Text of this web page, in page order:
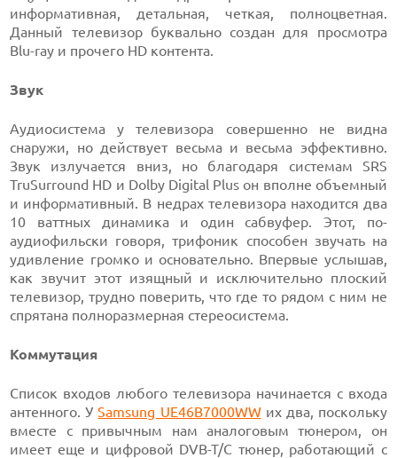
информативная, детальная, четкая, полноцветная.
Данный телевизор буквально создан для просмотра
Blu-ray и прочего HD контента.
Звук
Аудиосистема у телевизора совершенно не видна
снаружи, но действует весьма и весьма эффективно.
Звук излучается вниз, но благодаря системам SRS
TruSurround HD и Dolby Digital Plus он вполне объемный
и информативный. В недрах телевизора находится два
10 ваттных динамика и один сабвуфер. Этот, по-
аудиофильски говоря, трифоник способен звучать на
удивление громко и основательно. Впервые услышав,
как звучит этот изящный и исключительно плоский
телевизор, трудно поверить, что где то рядом с ним не
спрятана полноразмерная стереосистема.
Коммутация
Список входов любого телевизора начинается с входа
антенного. УSamsung UE46B7000WWих два, поскольку
вместе с привычным нам аналоговым тюнером, он
имеет еще и цифровой DVB-T/C тюнер, работающий с